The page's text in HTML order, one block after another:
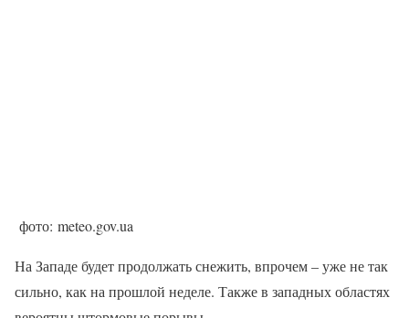
фото: meteo.gov.ua
На Западе будет продолжать снежить, впрочем – уже не так
сильно, как на прошлой неделе. Также в западных областях